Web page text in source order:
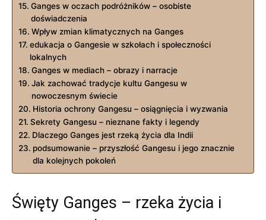
Ganges w oczach podróżników – osobiste
doświadczenia
Wpływ zmian klimatycznych na Ganges
edukacja o Gangesie w szkołach i społeczności
lokalnych
Ganges w mediach – obrazy i narracje
Jak zachować tradycje kultu Gangesu w
nowoczesnym świecie
Historia ochrony Gangesu – osiągnięcia i wyzwania
Sekrety Gangesu – nieznane fakty i legendy
Dlaczego Ganges jest rzeką życia dla Indii
podsumowanie – przyszłość Gangesu i jego znacznie
dla kolejnych pokoleń
Święty Ganges – rzeka życia i